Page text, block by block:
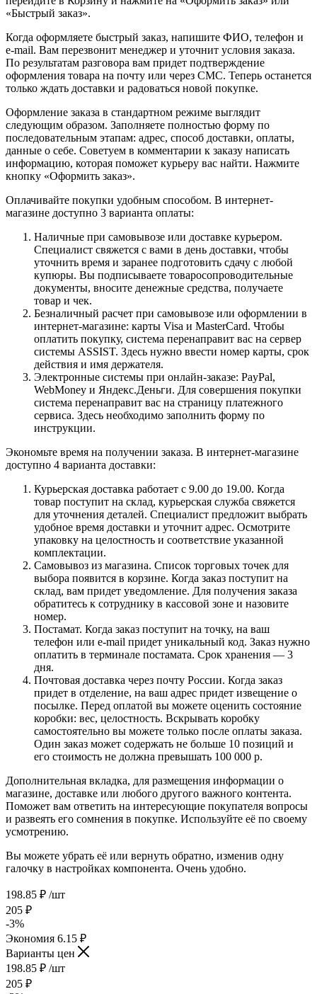
«Быстрый заказ».
Когда оформляете быстрый заказ, напишите ФИО, телефон и
e-mail. Вам перезвонит менеджер и уточнит условия заказа.
По результатам разговора вам придет подтверждение
оформления товара на почту или через СМС. Теперь останется
только ждать доставки и радоваться новой покупке.
Оформление заказа в стандартном режиме выглядит
следующим образом. Заполняете полностью форму по
последовательным этапам: адрес, способ доставки, оплаты,
данные о себе. Советуем в комментарии к заказу написать
информацию, которая поможет курьеру вас найти. Нажмите
кнопку «Оформить заказ».
Оплачивайте покупки удобным способом. В интернет-
магазине доступно 3 варианта оплаты:
Наличные при самовывозе или доставке курьером.
Специалист свяжется с вами в день доставки, чтобы
уточнить время и заранее подготовить сдачу с любой
купюры. Вы подписываете товаросопроводительные
документы, вносите денежные средства, получаете
товар и чек.
Безналичный расчет при самовывозе или оформлении в
интернет-магазине: карты Visa и MasterCard. Чтобы
оплатить покупку, система перенаправит вас на сервер
системы ASSIST. Здесь нужно ввести номер карты, срок
действия и имя держателя.
Электронные системы при онлайн-заказе: PayPal,
WebMoney и Яндекс.Деньги. Для совершения покупки
система перенаправит вас на страницу платежного
сервиса. Здесь необходимо заполнить форму по
инструкции.
Экономьте время на получении заказа. В интернет-магазине
доступно 4 варианта доставки:
Курьерская доставка работает с 9.00 до 19.00. Когда
товар поступит на склад, курьерская служба свяжется
для уточнения деталей. Специалист предложит выбрать
удобное время доставки и уточнит адрес. Осмотрите
упаковку на целостность и соответствие указанной
комплектации.
Самовывоз из магазина. Список торговых точек для
выбора появится в корзине. Когда заказ поступит на
склад, вам придет уведомление. Для получения заказа
обратитесь к сотруднику в кассовой зоне и назовите
номер.
Постамат. Когда заказ поступит на точку, на ваш
телефон или e-mail придет уникальный код. Заказ нужно
оплатить в терминале постамата. Срок хранения — 3
дня.
Почтовая доставка через почту России. Когда заказ
придет в отделение, на ваш адрес придет извещение о
посылке. Перед оплатой вы можете оценить состояние
коробки: вес, целостность. Вскрывать коробку
самостоятельно вы можете только после оплаты заказа.
Один заказ может содержать не больше 10 позиций и
его стоимость не должна превышать 100 000 р.
Дополнительная вкладка, для размещения информации о
магазине, доставке или любого другого важного контента.
Поможет вам ответить на интересующие покупателя вопросы
и развеять его сомнения в покупке. Используйте её по своему
усмотрению.
Вы можете убрать её или вернуть обратно, изменив одну
галочку в настройках компонента. Очень удобно.
198.85 ₽ /шт
205 ₽
-3%
Экономия 6.15 ₽
Варианты цен
198.85 ₽ /шт
205 ₽